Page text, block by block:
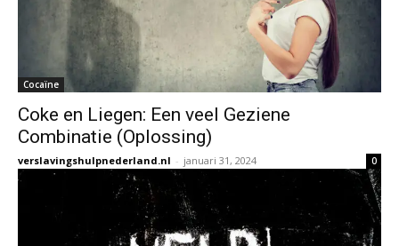
Cocaïne
Coke en Liegen: Een veel Geziene
Combinatie (Oplossing)
verslavingshulpnederland.nl - januari 31, 2024 0